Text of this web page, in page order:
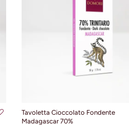
Tavoletta Cioccolato Fondente
Madagascar 70%